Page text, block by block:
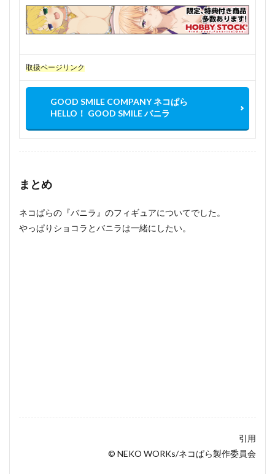
取扱ページリンク
GOOD SMILE COMPANY ネコぱら
HELLO！ GOOD SMILE バニラ
まとめ
ネコぱらの『バニラ』のフィギュアについてでした。
やっぱりショコラとバニラは一緒にしたい。
引用
© NEKO WORKs/ネコぱら製作委員会